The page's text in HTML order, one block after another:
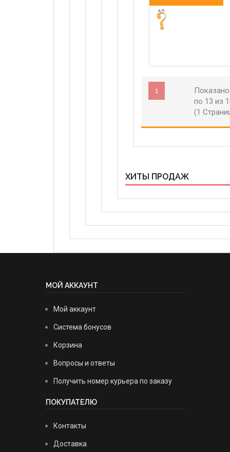
1
по 13 из
(1
ХИТЫ ПРОДАЖ
МОЙ АККАУНТ
Мой аккаунт
Система бонусов
Корзина
Вопросы и ответы
Получить номер курьера по заказу
ПОКУПАТЕЛЮ
Контакты
Доставка